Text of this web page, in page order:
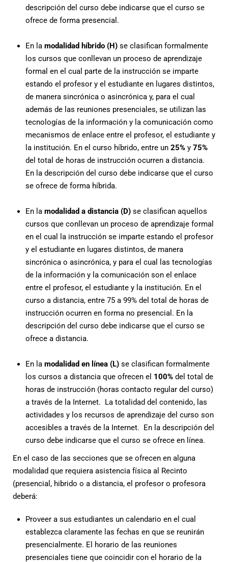
descripción del curso debe indicarse que el curso se
ofrece de forma presencial.
En la modalidad híbrido (H) se clasifican formalmente
los cursos que conllevan un proceso de aprendizaje
formal en el cual parte de la instrucción se imparte
estando el profesor y el estudiante en lugares distintos,
de manera sincrónica o asincrónica y, para el cual
además de las reuniones presenciales, se utilizan las
tecnologías de la información y la comunicación como
mecanismos de enlace entre el profesor, el estudiante y
la institución. En el curso híbrido, entre un 25% y 75%
del total de horas de instrucción ocurren a distancia.
En la descripción del curso debe indicarse que el curso
se ofrece de forma híbrida.
En la modalidad a distancia (D) se clasifican aquellos
cursos que conllevan un proceso de aprendizaje formal
en el cual la instrucción se imparte estando el profesor
y el estudiante en lugares distintos, de manera
sincrónica o asincrónica, y para el cual las tecnologías
de la información y la comunicación son el enlace
entre el profesor, el estudiante y la institución. En el
curso a distancia, entre 75 a 99% del total de horas de
instrucción ocurren en forma no presencial. En la
descripción del curso debe indicarse que el curso se
ofrece a distancia.
En la modalidad en línea (L) se clasifican formalmente
los cursos a distancia que ofrecen el 100% del total de
horas de instrucción (horas contacto regular del curso)
a través de la Internet. La totalidad del contenido, las
actividades y los recursos de aprendizaje del curso son
accesibles a través de la Internet. En la descripción del
curso debe indicarse que el curso se ofrece en línea.
En el caso de las secciones que se ofrecen en alguna
modalidad que requiera asistencia física al Recinto
(presencial, hibrido o a distancia, el profesor o profesora
deberá:
Proveer a sus estudiantes un calendario en el cual
establezca claramente las fechas en que se reunirán
presencialmente. El horario de las reuniones
presenciales tiene que coincidir con el horario de la